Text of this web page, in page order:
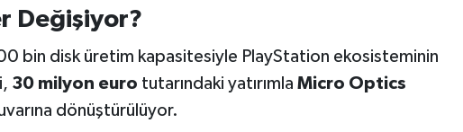
Değişiyor?
bin disk üretim kapasitesiyle PlayStation ekosisteminin
30 milyon euro tutarındaki yatırımla Micro Optics
dönüştürülüyor.